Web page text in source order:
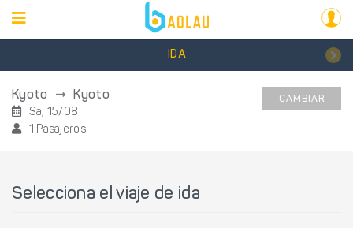
IDA
Kyoto Kyoto
Sa, 15/08
1 Pasajeros
CAMBIAR
Selecciona el viaje de ida